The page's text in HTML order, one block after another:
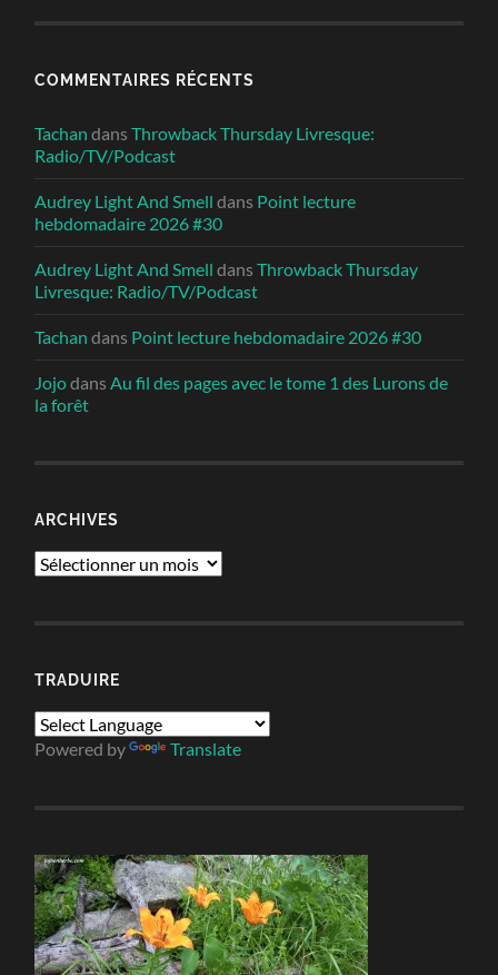
COMMENTAIRES RÉCENTS
Tachan dansThrowback Thursday Livresque:
Radio/TV/Podcast
Audrey Light And Smell dans Point lecture
hebdomadaire 2026 #30
Audrey Light And Smell dansThrowback Thursday
Livresque: Radio/TV/Podcast
Tachan dans Point lecture hebdomadaire 2026 #30
JojodansAu fil des pages avec le tome 1 des Lurons de
la forêt
ARCHIVES
Archives
TRADUIRE
Powered by Translate